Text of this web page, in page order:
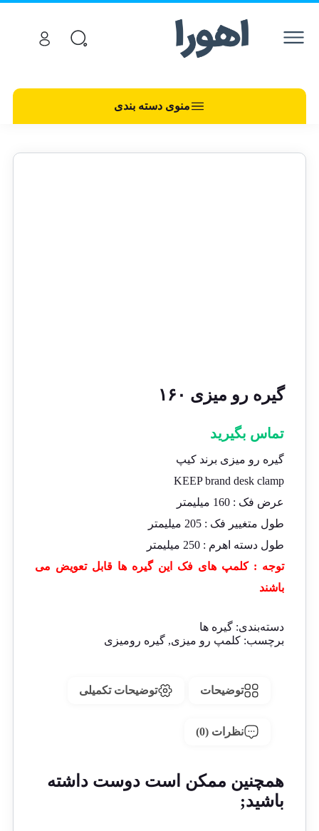
منوی دسته بندی
گیره رو میزی ۱۶۰
تماس بگیرید
گیره رو میزی برند کیپ
KEEP brand desk clamp
عرض فک : 160 میلیمتر
طول متغییر فک : 205 میلیمتر
طول دسته اهرم : 250 میلیمتر
توجه : کلمپ های فک این گیره ها قابل تعویض می
باشند
دسته‌بندی: گیره ها
برچسب: کلمپ رو میزی, گیره رومیزی
توضیحات توضیحات تکمیلی
نظرات (0)
همچنین ممکن است دوست داشته
باشید;